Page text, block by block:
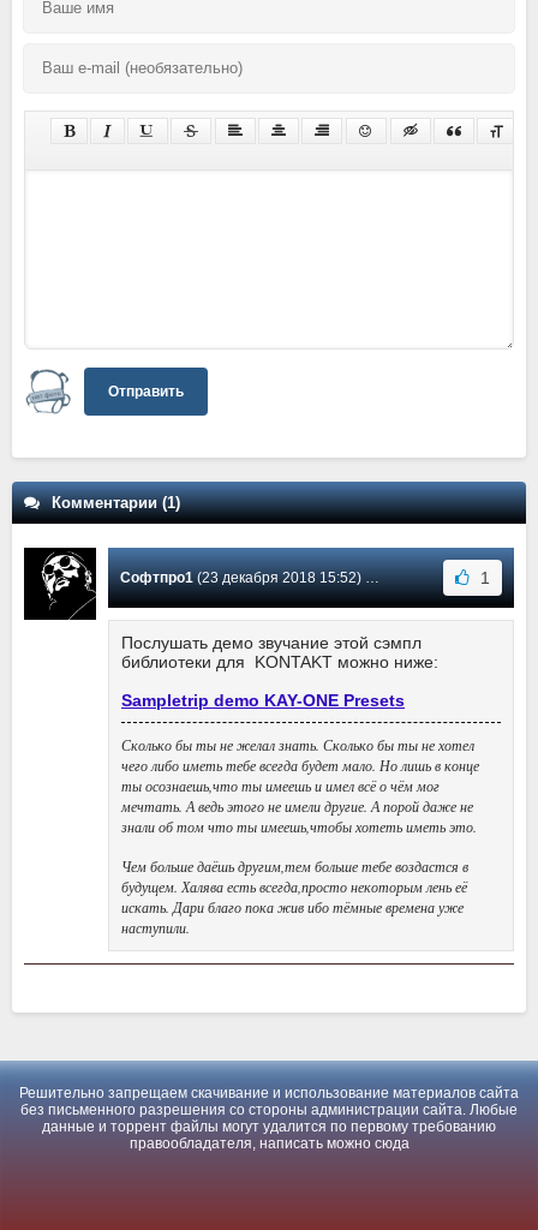
Отправить
Комментарии (1)
Софтпро1(23 декабря 2018 15:52) Сообщение #1 1
Послушать демо звучание этой сэмпл
библиотеки для KONTAKT можно ниже:
Sampletrip demo KAY-ONE Presets
Сколько бы ты не желал знать. Сколько бы ты не хотел
чего либо иметь тебе всегда будет мало. Но лишь в конце
ты осознаешь,что ты имеешь и имел всё о чём мог
мечтать. А ведь этого не имели другие. А порой даже не
знали об том что ты имеешь,чтобы хотеть иметь это.
Чем больше даёшь другим,тем больше тебе воздастся в
будущем. Халява есть всегда,просто некоторым лень её
искать. Дари благо пока жив ибо тёмные времена уже
наступили.
Решительно запрещаем скачивание и использование материалов сайта
без письменного разрешения со стороны администрации сайта. Любые
данные и торрент файлы могут удалится по первому требованию
правообладателя, написать можно сюда